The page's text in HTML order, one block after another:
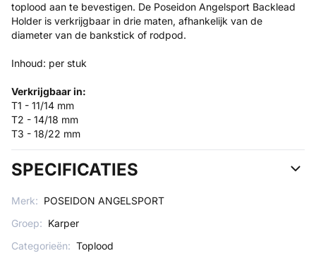
toplood aan te bevestigen. De Poseidon Angelsport Backlead
Holder is verkrijgbaar in drie maten, afhankelijk van de
diameter van de bankstick of rodpod.
Inhoud: per stuk
Verkrijgbaar in:
T1 - 11/14 mm
T2 - 14/18 mm
T3 - 18/22 mm
SPECIFICATIES
Merk: POSEIDON ANGELSPORT
Groep: Karper
Categorieën: Toplood